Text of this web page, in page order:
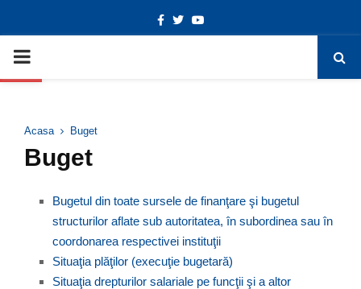
Deschide bara de unelte
Facebook
TwitterYoutube
PRIMARY
Acasa Buget
Buget
Bugetul din toate sursele de finanţare şi bugetul
structurilor aflate sub autoritatea, în subordinea sau în
coordonarea respectivei instituţii
Situaţia plăţilor (execuţie bugetară)
Situaţia drepturilor salariale pe funcţii şi a altor